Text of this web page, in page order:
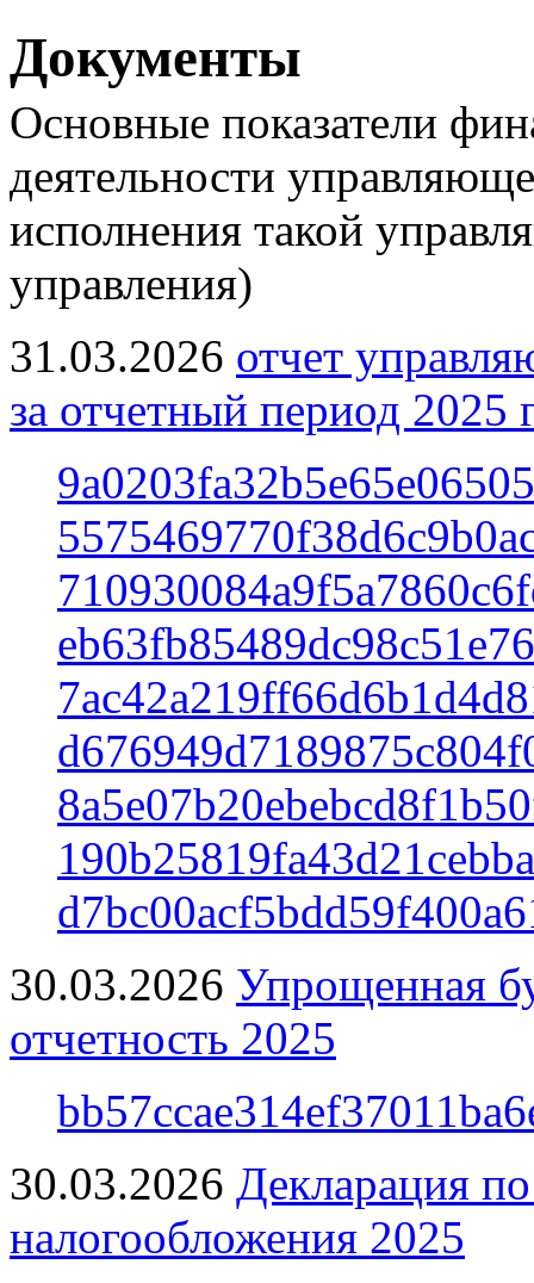
Документы
Основные показатели
деятельности
исполнения такой
управления)
31.03.2026 отчет
за отчетный период 2025
30.03.2026 Упрощенная
отчетность 2025
30.03.2026 Декларация
налогообложения 2025